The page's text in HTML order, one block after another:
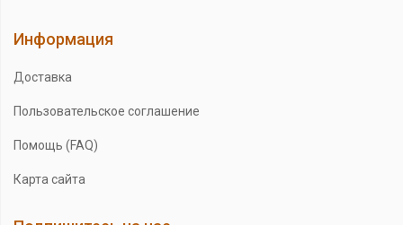
Информация
Доставка
Пользовательское соглашение
Помощь (FAQ)
Карта сайта